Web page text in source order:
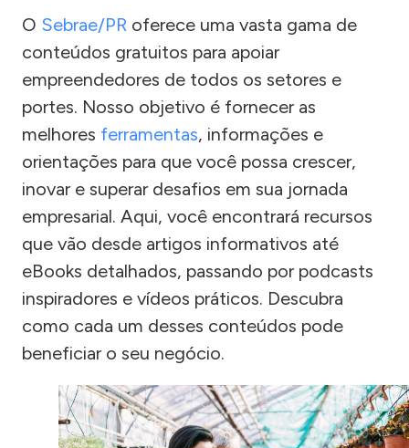
O Sebrae/PR oferece uma vasta gama de
conteúdos gratuitos para apoiar
empreendedores de todos os setores e
portes. Nosso objetivo é fornecer as
melhores ferramentas, informações e
orientações para que você possa crescer,
inovar e superar desafios em sua jornada
empresarial. Aqui, você encontrará recursos
que vão desde artigos informativos até
eBooks detalhados, passando por podcasts
inspiradores e vídeos práticos. Descubra
como cada um desses conteúdos pode
beneficiar o seu negócio.